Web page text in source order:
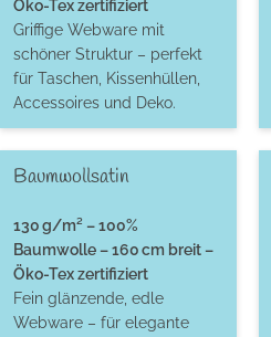
Öko-Tex zertifiziert
Griffige Webware mit
schöner Struktur – perfekt
für Taschen, Kissenhüllen,
Accessoires und Deko.
Baumwollsatin
130 g/m² – 100%
Baumwolle – 160 cm breit –
Öko-Tex zertifiziert
Fein glänzende, edle
Webware – für elegante